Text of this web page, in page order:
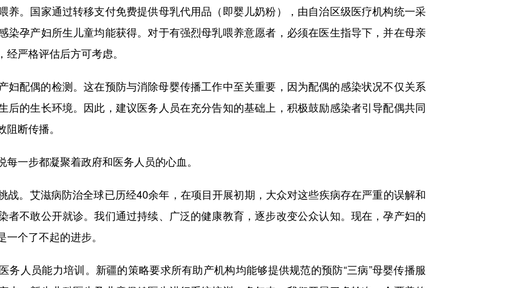
养。国家通过转移支付免费提供母乳代用品（即婴儿奶粉），由自治区级医疗机构统一采
染孕产妇所生儿童均能获得。对于有强烈母乳喂养意愿者，必须在医生指导下，并在母亲
严格评估后方可考虑。
偶的检测。这在预防与消除母婴传播工作中至关重要，因为配偶的感染状况不仅关系
后的生长环境。因此，建议医务人员在充分告知的基础上，积极鼓励感染者引导配偶共同
断传播。
步都凝聚着政府和医务人员的心血。
艾滋病防治全球已历经40余年，在项目开展初期，大众对这些疾病存在严重的误解和
者不敢公开就诊。我们通过持续、广泛的健康教育，逐步改变公众认知。现在，孕产妇的
个了不起的进步。
员能力培训。新疆的策略要求所有助产机构均能够提供规范的预防“三病”母婴传播服